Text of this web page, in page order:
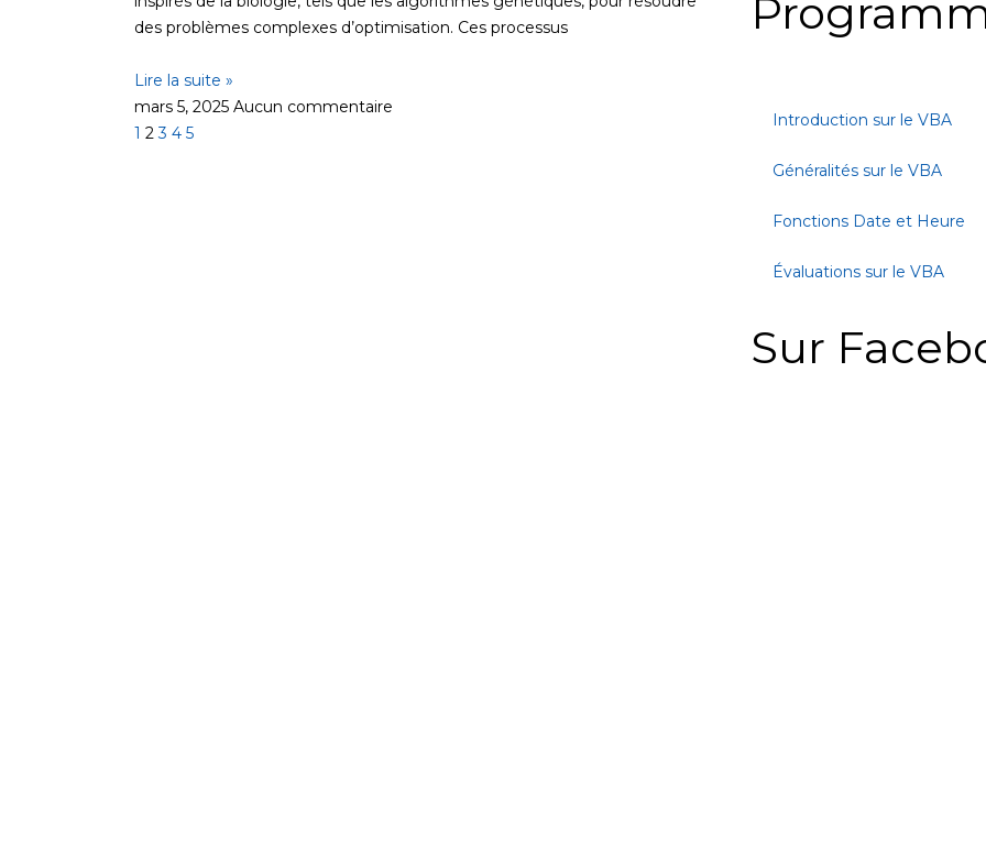
des problèmes complexes d’optimisation. Ces processus
Lire la suite »
mars 5, 2025 Aucun commentaire
1 2 3 4 5
Introduction sur le VBA
Généralités sur le VBA
Fonctions Date et Heure
Évaluations sur le VBA
Sur